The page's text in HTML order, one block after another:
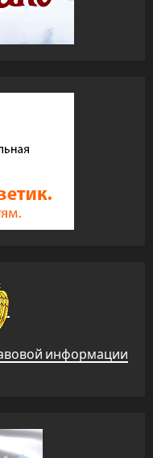
информации